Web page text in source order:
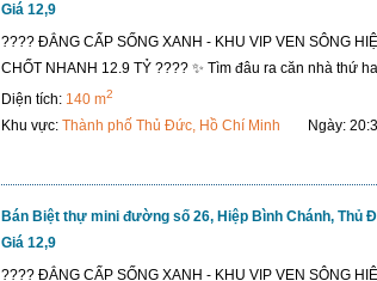
Giá 12,9
???? ĐẲNG CẤP SỐNG XANH - KHU VIP VEN SÔNG
CHỐT NHANH 12.9 TỶ ???? ✨ Tìm đâu ra căn nhà thứ
Diện tích: 140 m2
Khu vực: Thành phố Thủ Đức, Hồ Chí Minh
Ngày:
Bán Biệt thự mini đường số 26, Hiệp Bình Chánh, Thủ
Giá 12,9
???? ĐẲNG CẤP SỐNG XANH - KHU VIP VEN SÔNG